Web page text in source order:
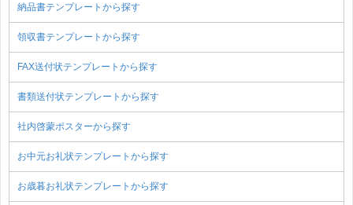
納品書テンプレートから探す
領収書テンプレートから探す
FAX送付状テンプレートから探す
書類送付状テンプレートから探す
社内啓蒙ポスターから探す
お中元お礼状テンプレートから探す
お歳暮お礼状テンプレートから探す